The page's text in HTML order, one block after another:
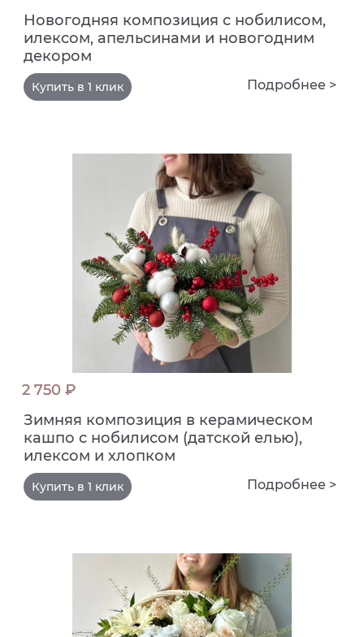
Новогодняя композиция с нобилисом,
илексом, апельсинами и новогодним
декором
Купить в 1 клик Подробнее >
2 750 ₽
Зимняя композиция в керамическом
кашпо с нобилисом (датской елью),
илексом и хлопком
Купить в 1 клик Подробнее >